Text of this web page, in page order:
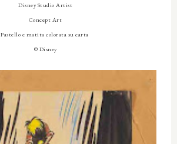
Disney Studio Artist
Concept Art
Pastello e matita colorata su carta
© Disney